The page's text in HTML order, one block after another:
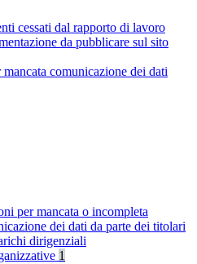
cessati dal rapporto di lavoro
da pubblicare sul sito
mancata comunicazione dei dati
per mancata o incompleta
dei dati da parte dei titolari
dirigenziali
1